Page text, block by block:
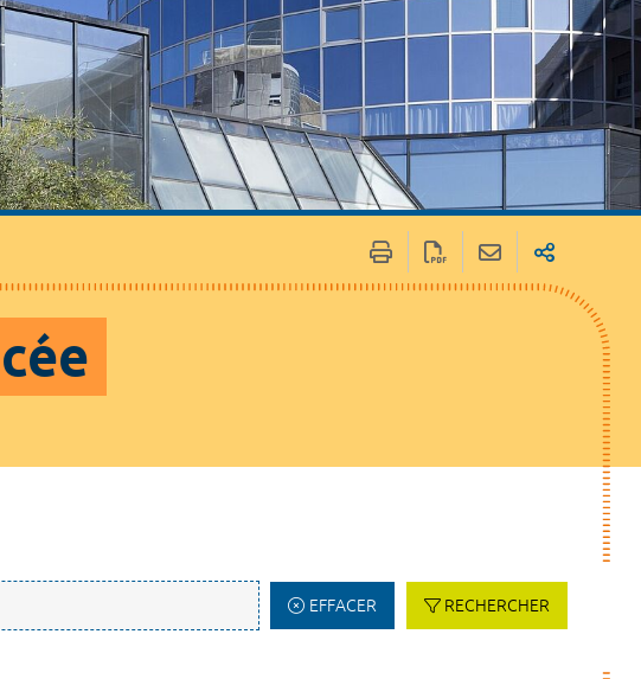
EFFACER RECHERCHER